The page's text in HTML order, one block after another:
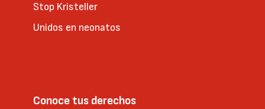
Stop Kristeller
Unidos en neonatos
Conoce tus derechos